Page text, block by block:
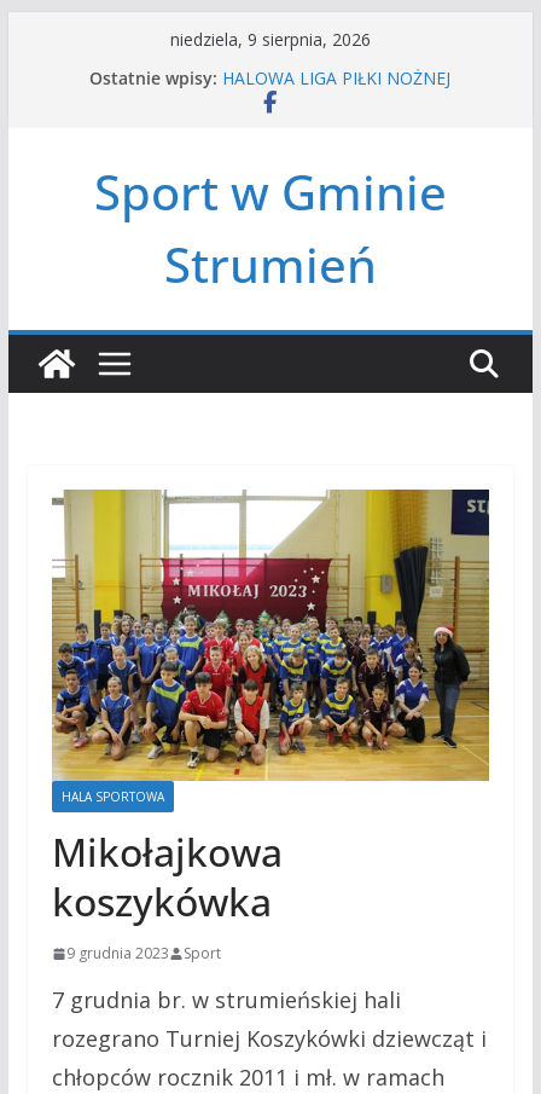
niedziela, 9 sierpnia, 2026
Ostatnie wpisy: HALOWA LIGA PIŁKI NOŻNEJ
LATO W MIEŚCIE’2026
Czwórbój lekkoatletyczny
Sport w Gminie
Strumień
HALA SPORTOWA
Mikołajkowa
koszykówka
9 grudnia 2023 Sport
7 grudnia br. w strumieńskiej hali
rozegrano Turniej Koszykówki dziewcząt i
chłopców rocznik 2011 i mł. w ramach